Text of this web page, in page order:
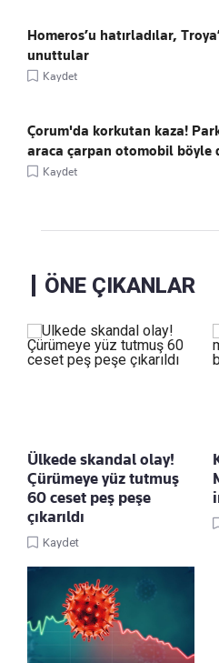
Homeros’u hatırladılar,
unuttular
Kaydet
Çorum'da korkutan kaza!
araca çarpan otomobil böyle
Kaydet
ÖNE ÇIKANLAR
Ülkede skandal olay!
Çürümeye yüz tutmuş
60 ceset peş peşe
çıkarıldı
Kaydet